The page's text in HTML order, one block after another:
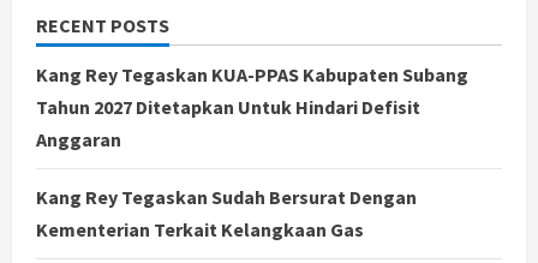
RECENT POSTS
Kang Rey Tegaskan KUA-PPAS Kabupaten Subang
Tahun 2027 Ditetapkan Untuk Hindari Defisit
Anggaran
Kang Rey Tegaskan Sudah Bersurat Dengan
Kementerian Terkait Kelangkaan Gas